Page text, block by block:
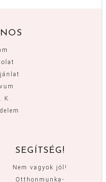
K.
SEGÍTSÉG!
Nem vagyok jól!
Otthonmunka-